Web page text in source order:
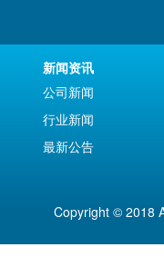
新闻资讯
公司新闻
行业新闻
最新公告
Copyright © 2018